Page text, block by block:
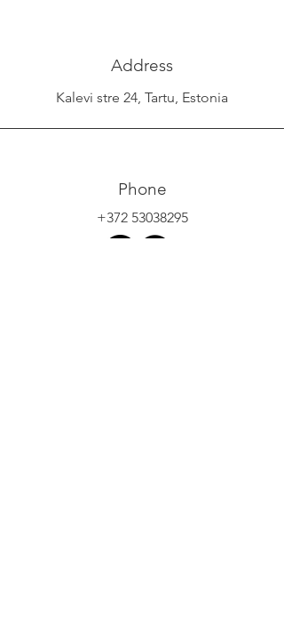
Address
Kalevi stre 24, Tartu, Estonia
Phone
+372 53038295